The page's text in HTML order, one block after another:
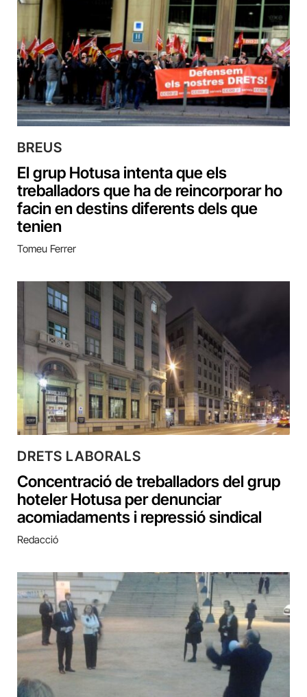
BREUS
El grup Hotusa intenta que els
treballadors que ha de reincorporar ho
facin en destins diferents dels que
tenien
Tomeu Ferrer
DRETS LABORALS
Concentració de treballadors del grup
hoteler Hotusa per denunciar
acomiadaments i repressió sindical
Redacció